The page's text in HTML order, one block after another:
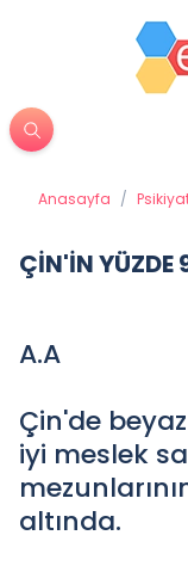
Anasayfa /
ÇİN'İN YÜZDE
A.A
Çin'de
iyi meslek
altında.